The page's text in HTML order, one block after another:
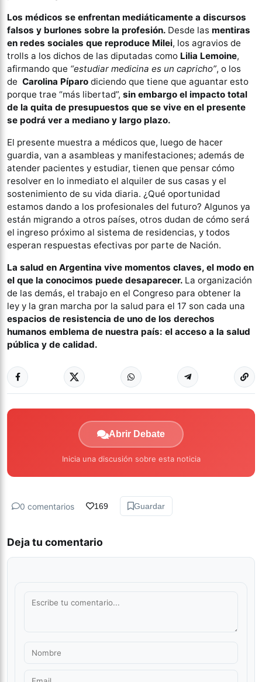
Los médicos se enfrentan mediáticamente a discursos
falsos y burlones sobre la profesión. Desde las mentiras
en redes sociales que reproduce Milei, los agravios de
trolls a los dichos de las diputadas como Lilia Lemoine,
afirmando que “estudiar medicina es un capricho”, o los
de Carolina Píparo diciendo que tiene que aguantar esto
porque trae “más libertad”, sin embargo el impacto total
de la quita de presupuestos que se vive en el presente
se podrá ver a mediano y largo plazo.
El presente muestra a médicos que, luego de hacer
guardia, van a asambleas y manifestaciones; además de
atender pacientes y estudiar, tienen que pensar cómo
resolver en lo inmediato el alquiler de sus casas y el
sostenimiento de su vida diaria. ¿Qué oportunidad
estamos dando a los profesionales del futuro? Algunos ya
están migrando a otros países, otros dudan de cómo será
el ingreso próximo al sistema de residencias, y todos
esperan respuestas efectivas por parte de Nación.
La salud en Argentina vive momentos claves, el modo en
el que la conocimos puede desaparecer. La organización
de las demás, el trabajo en el Congreso para obtener la
ley y la gran marcha por la salud para el 17 son cada una
espacios de resistencia de uno de los derechos
humanos emblema de nuestra país: el acceso a la salud
pública y de calidad.
Abrir Debate
Inicia una discusión sobre esta noticia
0 comentarios 169 Guardar
Deja tu comentario